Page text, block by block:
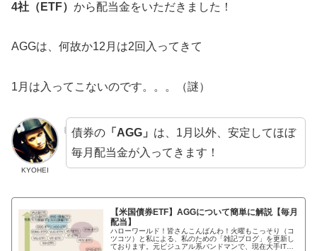
4社（ETF） から配当金をいただきました！
AGGは、何故か12月は2回入ってきて
1月は入ってこないのです。。。（謎）
KYOHEI
債券の「AGG」 は、1月以外、安定してほぼ
毎月配当金が入ってきます！
【米国債券ETF】AGGについて簡単に解説【毎月
配当】
ハローワールド！皆さんこんばんわ！火曜もこっそり（コ
ツコツ）と私による、私のための「雑記ブログ」を更新し
ております。元ビジュアル系バンドマンで、現在大手IT系